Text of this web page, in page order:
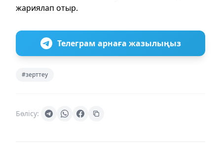
жариялап отыр.
Телеграм арнаға жазылыңыз
#зерттеу
Бөлісу: